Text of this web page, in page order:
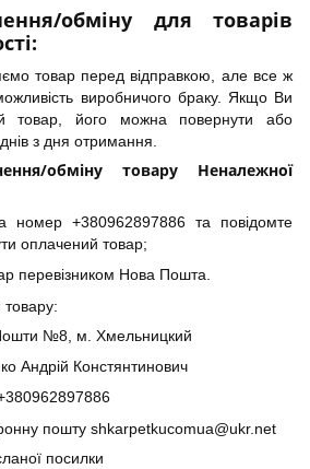
обміну для товарів
товар перед відправкою, але все ж
виробничого браку. Якщо Ви
товар, його можна повернути або
з дня отримання.
обміну товару Неналежної
номер +380962897886 та повідомте
оплачений товар;
перевізником Нова Пошта.
товару:
№8, м. Хмельницкий
Андрій Констянтинович
пошту shkarpetkucomua@ukr.net
посилки